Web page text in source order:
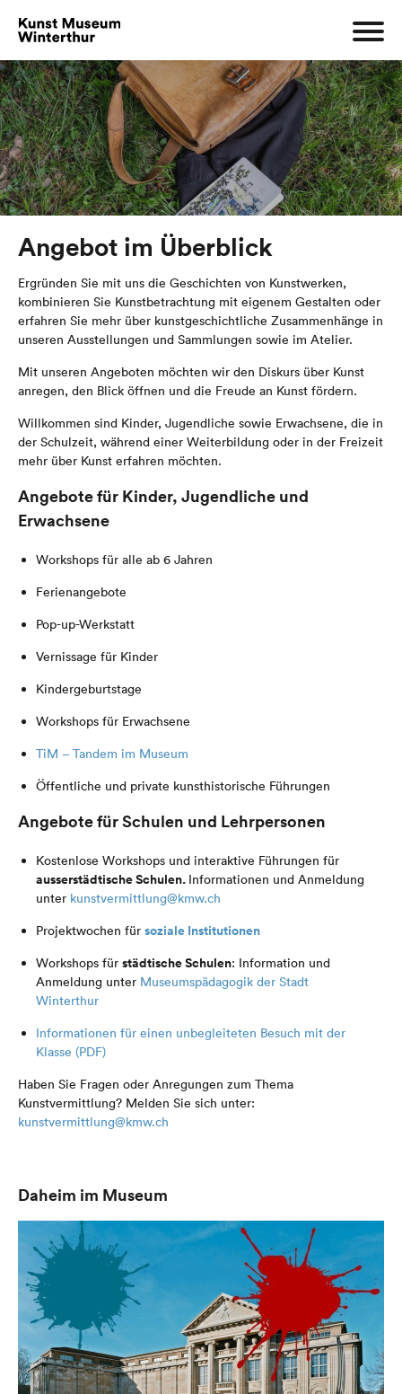
Angebot im Überblick
Ergründen Sie mit uns die Geschichten von Kunstwerken,
kombinieren Sie Kunstbetrachtung mit eigenem Gestalten oder
erfahren Sie mehr über kunstgeschichtliche Zusammenhänge in
unseren Ausstellungen und Sammlungen sowie im Atelier.
Mit unseren Angeboten möchten wir den Diskurs über Kunst
anregen, den Blick öffnen und die Freude an Kunst fördern.
Willkommen sind Kinder, Jugendliche sowie Erwachsene, die in
der Schulzeit, während einer Weiterbildung oder in der Freizeit
mehr über Kunst erfahren möchten.
Angebote für Kinder, Jugendliche und
Erwachsene
Workshops für alle ab 6 Jahren
Ferienangebote
Pop-up-Werkstatt
Vernissage für Kinder
Kindergeburtstage
Workshops für Erwachsene
TiM – Tandem im Museum
Öffentliche und private kunsthistorische Führungen
Angebote für Schulen und Lehrpersonen
Kostenlose Workshops und interaktive Führungen für
ausserstädtische Schulen. Informationen und Anmeldung
unter kunstvermittlung@kmw.ch
Projektwochen für soziale Institutionen
Workshops für städtische Schulen: Information und
Anmeldung unter Museumspädagogik der Stadt
Winterthur
Informationen für einen unbegleiteten Besuch mit der
Klasse (PDF)
Haben Sie Fragen oder Anregungen zum Thema
Kunstvermittlung? Melden Sie sich unter:
kunstvermittlung@kmw.ch
Daheim im Museum